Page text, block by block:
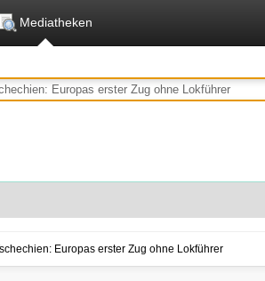
Mediatheken
Europas erster Zug ohne Lokführer